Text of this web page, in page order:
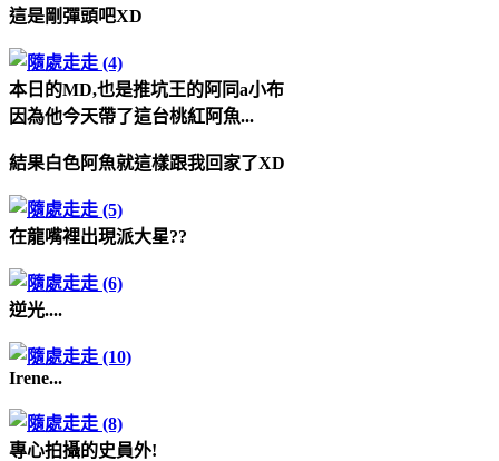
這是剛彈頭吧XD
本日的MD,也是推坑王的阿同a小布
因為他今天帶了這台桃紅阿魚...
結果白色阿魚就這樣跟我回家了XD
在龍嘴裡出現派大星??
逆光....
Irene...
專心拍攝的史員外!